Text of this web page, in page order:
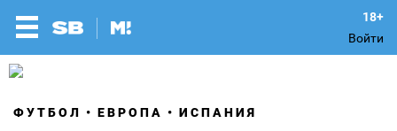
Войти
ФУТБОЛ ЕВРОПА ИСПАНИЯ